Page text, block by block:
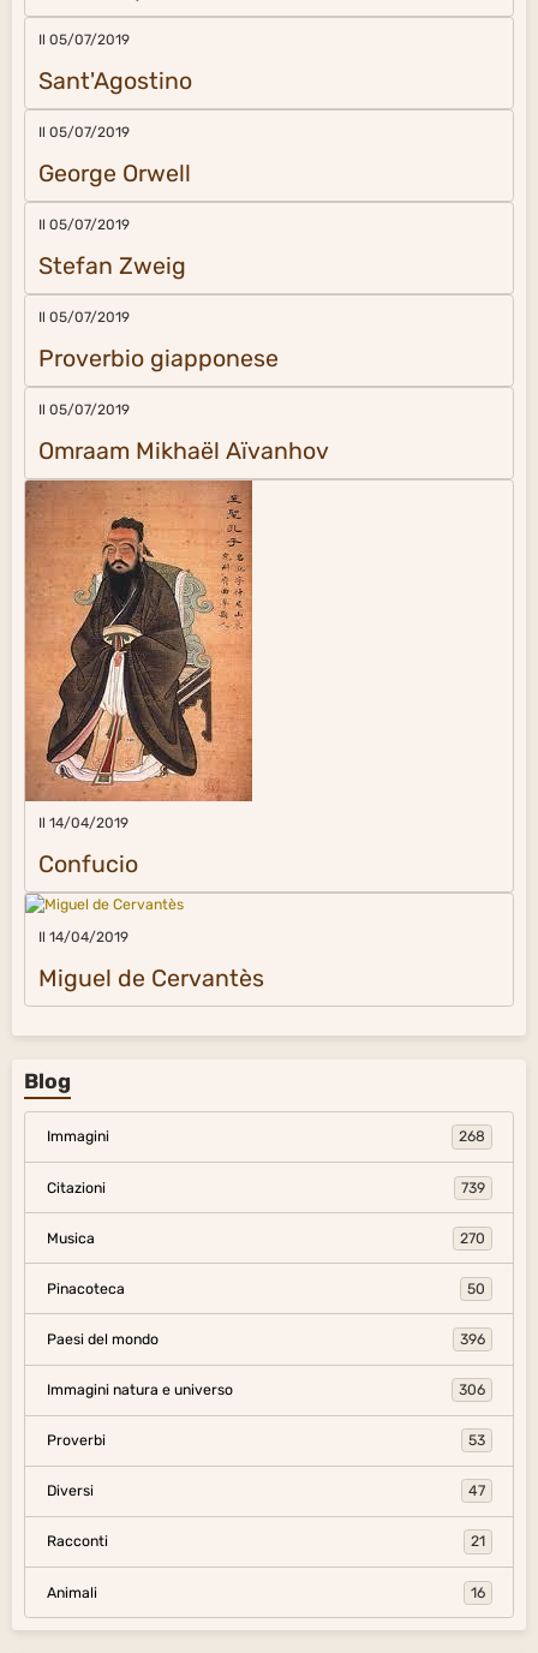
Il 05/07/2019
Sant'Agostino
Il 05/07/2019
George Orwell
Il 05/07/2019
Stefan Zweig
Il 05/07/2019
Proverbio giapponese
Il 05/07/2019
Omraam Mikhaël Aïvanhov
Il 14/04/2019
Confucio
Il 14/04/2019
Miguel de Cervantès
Blog
Immagini 268
Citazioni 739
Musica 270
Pinacoteca 50
Paesi del mondo 396
Immagini natura e universo 306
Proverbi 53
Diversi 47
Racconti 21
Animali 16